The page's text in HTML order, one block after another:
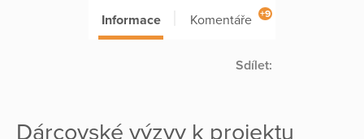
Informace Komentáře +9
Sdílet:
Dárcovské výzvy k projektu